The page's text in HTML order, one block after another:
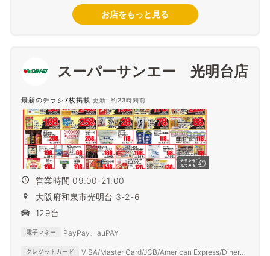
お店をもっと見る
スーパーサンエー 光明台店
最新のチラシ7枚掲載 更新: 約23時間前
営業時間 09:00-21:00
大阪府和泉市光明台 3-2-6
129台
電子マネー PayPay、auPAY
クレジットカード VISA/Master Card/JCB/American Express/Diners